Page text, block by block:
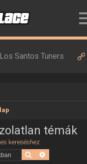
Santos Tuners
témák
kereséshez
Keresés